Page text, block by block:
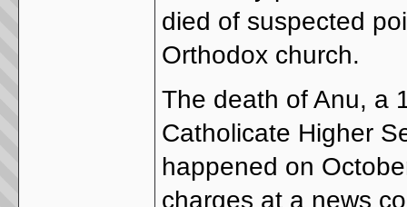
died of suspected
Orthodox church.
The death of Anu, a
Catholicate Higher
happened on
charges at a news